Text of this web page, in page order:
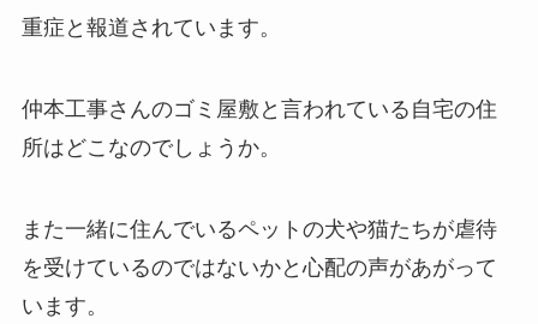
重症と報道されています。
仲本工事さんのゴミ屋敷と言われている自宅の住
所はどこなのでしょうか。
また一緒に住んでいるペットの犬や猫たちが虐待
を受けているのではないかと心配の声があがって
います。